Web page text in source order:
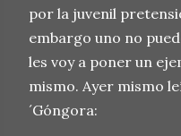
por la juvenil
embargo uno no
les voy a poner un
mismo. Ayer mismo
´Góngora: